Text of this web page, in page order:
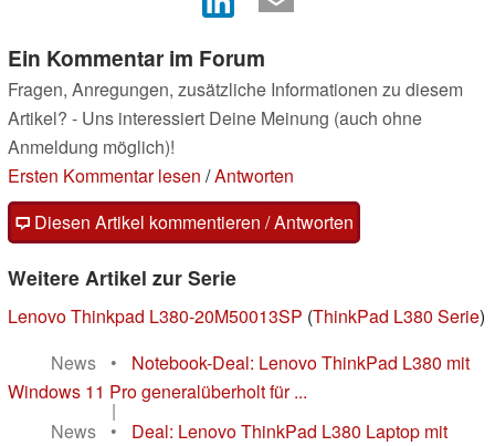
Ein Kommentar im Forum
Fragen, Anregungen, zusätzliche Informationen zu diesem
Artikel? - Uns interessiert Deine Meinung (auch ohne
Anmeldung möglich)!
Ersten Kommentar lesen /Antworten
Diesen Artikel kommentieren / Antworten
Weitere Artikel zur Serie
Lenovo Thinkpad L380-20M50013SP (ThinkPad L380 Serie)
News
•
Notebook-Deal: Lenovo ThinkPad L380 mit
Windows 11 Pro generalüberholt für ...
|
News
•
Deal: Lenovo ThinkPad L380 Laptop mit